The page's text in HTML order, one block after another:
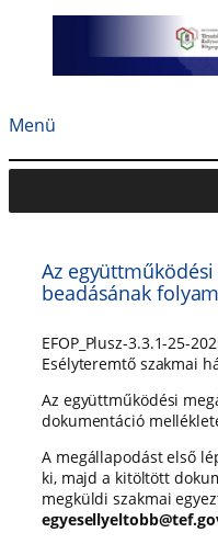
Menü
Az
beadásának
EFOP_Plusz-3.3.1-25-
Esélyteremtő szakmai
Az együttműködési
dokumentáció
A megállapodást első
ki, majd a kitöltött
megküldi szakmai